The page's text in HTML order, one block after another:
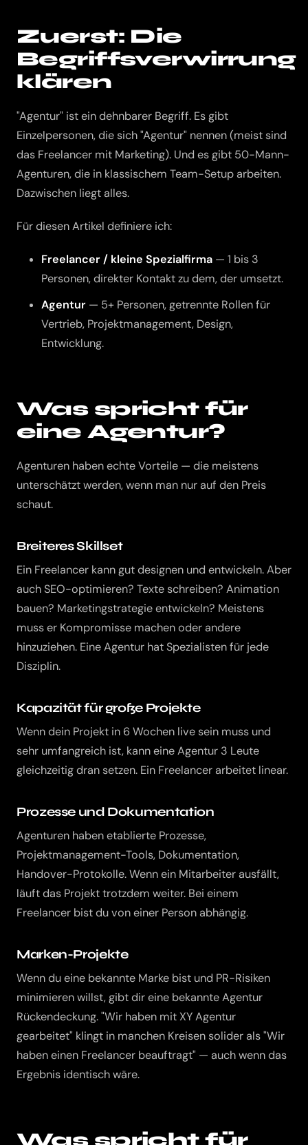
Zuerst: Die
Begriffsverwirrung
klären
"Agentur" ist ein dehnbarer Begriff. Es gibt
Einzelpersonen, die sich "Agentur" nennen (meist sind
das Freelancer mit Marketing). Und es gibt 50-Mann-
Agenturen, die in klassischem Team-Setup arbeiten.
Dazwischen liegt alles.
Für diesen Artikel definiere ich:
Freelancer / kleine Spezialfirma — 1 bis 3
Personen, direkter Kontakt zu dem, der umsetzt.
Agentur — 5+ Personen, getrennte Rollen für
Vertrieb, Projektmanagement, Design,
Entwicklung.
Was spricht für
eine Agentur?
Agenturen haben echte Vorteile — die meistens
unterschätzt werden, wenn man nur auf den Preis
schaut.
Breiteres Skillset
Ein Freelancer kann gut designen und entwickeln. Aber
auch SEO-optimieren? Texte schreiben? Animation
bauen? Marketingstrategie entwickeln? Meistens
muss er Kompromisse machen oder andere
hinzuziehen. Eine Agentur hat Spezialisten für jede
Disziplin.
Kapazität für große Projekte
Wenn dein Projekt in 6 Wochen live sein muss und
sehr umfangreich ist, kann eine Agentur 3 Leute
gleichzeitig dran setzen. Ein Freelancer arbeitet linear.
Prozesse und Dokumentation
Agenturen haben etablierte Prozesse,
Projektmanagement-Tools, Dokumentation,
Handover-Protokolle. Wenn ein Mitarbeiter ausfällt,
läuft das Projekt trotzdem weiter. Bei einem
Freelancer bist du von einer Person abhängig.
Marken-Projekte
Wenn du eine bekannte Marke bist und PR-Risiken
minimieren willst, gibt dir eine bekannte Agentur
Rückendeckung. "Wir haben mit XY Agentur
gearbeitet" klingt in manchen Kreisen solider als "Wir
haben einen Freelancer beauftragt" — auch wenn das
Ergebnis identisch wäre.
Was spricht für